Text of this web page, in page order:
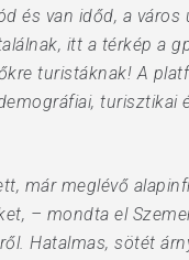
és van időd, a
itt a térkép a
turistáknak! A
turisztikai
már meglévő
– mondta el
Hatalmas, sötét